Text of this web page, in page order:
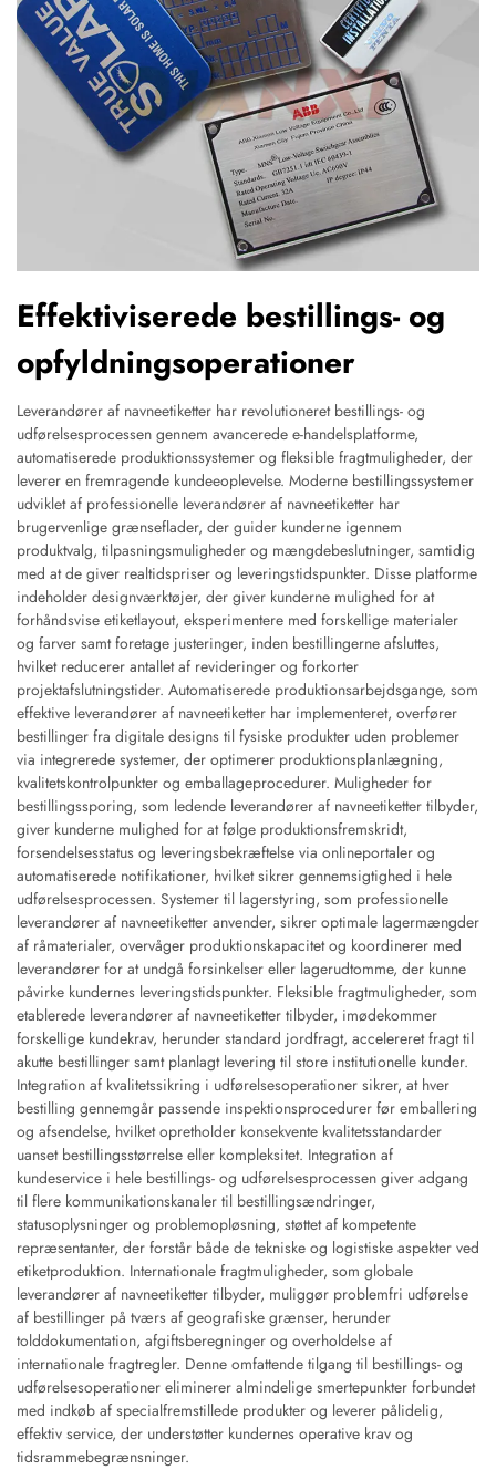
Effektiviserede bestillings- og
opfyldningsoperationer
Leverandører af navneetiketter har revolutioneret bestillings- og
udførelsesprocessen gennem avancerede e-handelsplatforme,
automatiserede produktionssystemer og fleksible fragtmuligheder, der
leverer en fremragende kundeeoplevelse. Moderne bestillingssystemer
udviklet af professionelle leverandører af navneetiketter har
brugervenlige grænseflader, der guider kunderne igennem
produktvalg, tilpasningsmuligheder og mængdebeslutninger, samtidig
med at de giver realtidspriser og leveringstidspunkter. Disse platforme
indeholder designværktøjer, der giver kunderne mulighed for at
forhåndsvise etiketlayout, eksperimentere med forskellige materialer
og farver samt foretage justeringer, inden bestillingerne afsluttes,
hvilket reducerer antallet af revideringer og forkorter
projektafslutningstider. Automatiserede produktionsarbejdsgange, som
effektive leverandører af navneetiketter har implementeret, overfører
bestillinger fra digitale designs til fysiske produkter uden problemer
via integrerede systemer, der optimerer produktionsplanlægning,
kvalitetskontrolpunkter og emballageprocedurer. Muligheder for
bestillingssporing, som ledende leverandører af navneetiketter tilbyder,
giver kunderne mulighed for at følge produktionsfremskridt,
forsendelsesstatus og leveringsbekræftelse via onlineportaler og
automatiserede notifikationer, hvilket sikrer gennemsigtighed i hele
udførelsesprocessen. Systemer til lagerstyring, som professionelle
leverandører af navneetiketter anvender, sikrer optimale lagermængder
af råmaterialer, overvåger produktionskapacitet og koordinerer med
leverandører for at undgå forsinkelser eller lagerudtomme, der kunne
påvirke kundernes leveringstidspunkter. Fleksible fragtmuligheder, som
etablerede leverandører af navneetiketter tilbyder, imødekommer
forskellige kundekrav, herunder standard jordfragt, accelereret fragt til
akutte bestillinger samt planlagt levering til store institutionelle kunder.
Integration af kvalitetssikring i udførelsesoperationer sikrer, at hver
bestilling gennemgår passende inspektionsprocedurer før emballering
og afsendelse, hvilket opretholder konsekvente kvalitetsstandarder
uanset bestillingsstørrelse eller kompleksitet. Integration af
kundeservice i hele bestillings- og udførelsesprocessen giver adgang
til flere kommunikationskanaler til bestillingsændringer,
statusoplysninger og problemopløsning, støttet af kompetente
repræsentanter, der forstår både de tekniske og logistiske aspekter ved
etiketproduktion. Internationale fragtmuligheder, som globale
leverandører af navneetiketter tilbyder, muliggør problemfri udførelse
af bestillinger på tværs af geografiske grænser, herunder
tolddokumentation, afgiftsberegninger og overholdelse af
internationale fragtregler. Denne omfattende tilgang til bestillings- og
udførelsesoperationer eliminerer almindelige smertepunkter forbundet
med indkøb af specialfremstillede produkter og leverer pålidelig,
effektiv service, der understøtter kundernes operative krav og
tidsrammebegrænsninger.